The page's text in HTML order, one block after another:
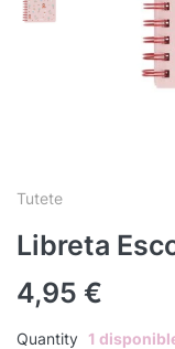
Tutete
Libreta
4,95 €
Quantity 1